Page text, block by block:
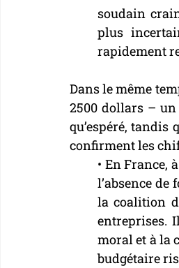
soudain
plus
rapidement
Dans le même
2500 dollars –
qu’espéré, tandis
confirment les
• En France,
l’absence
la coalition
entreprises.
moral et à la
budgétaire